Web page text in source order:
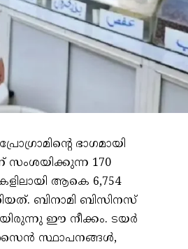
ഭാഗമായി
സംശയിക്കുന്ന 170
ആകെ 6,754
ബിനാമി ബിസിനസ്
ഈ നീക്കം. ടയർ
സ്ഥാപനങ്ങൾ,